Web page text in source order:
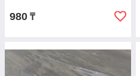
980 ₸